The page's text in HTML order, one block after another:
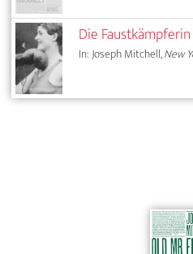
Die Faustkämpferin
In: Joseph Mitchell,New